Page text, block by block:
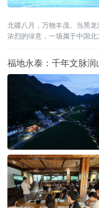
北疆八月，万物丰茂。当黑
浓烈的绿意，一场属于中国
BA）北部大区赛，将在黑龙
的炽热季风首次吹度山海关
京、天津、河北、山西、内
福地永泰：千年文脉